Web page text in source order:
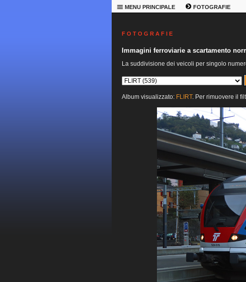
MENU PRINCIPALE FOTOGRAFIE
F O T O G R A F I E
Immagini ferroviarie a scartamento
La suddivisione dei veicoli per singolo
Album visualizzato: FLIRT. Per rimuovere il